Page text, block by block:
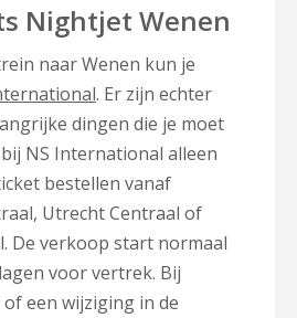
Nightjet Wenen
naar Wenen kun je
. Er zijn echter
dingen die je moet
NS International alleen
bestellen vanaf
Utrecht Centraal of
De verkoop start normaal
voor vertrek. Bij
een wijziging in de